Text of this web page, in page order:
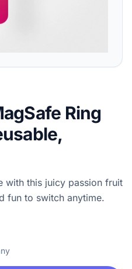
Ring
with this juicy passion fruit
fun to switch anytime.